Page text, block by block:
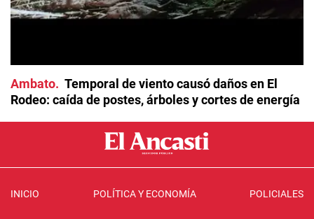
Ambato
Temporal de viento causó daños en El
Rodeo: caída de postes, árboles y cortes de energía
INICIO POLÍTICA Y ECONOMÍA POLICIALES